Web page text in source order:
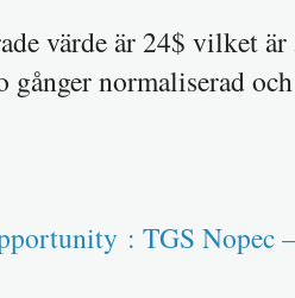
värde är 24$ vilket
gånger normaliserad
: TGS Nopec